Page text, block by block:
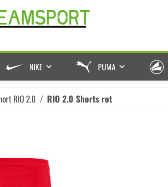
NIKE PUMA
RIO 2.0 RIO 2.0 Shorts rot